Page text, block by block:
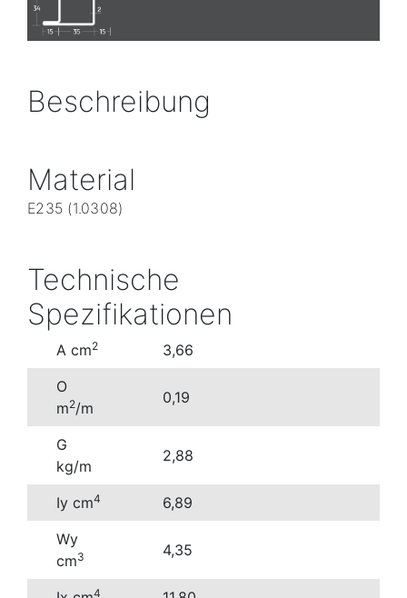
Beschreibung
Material
E235 (1.0308)
Technische
Spezifikationen
A cm2
3,66
O
m2/m
0,19
G
kg/m
2,88
Iy cm4
6,89
Wy
cm3 4,35
4